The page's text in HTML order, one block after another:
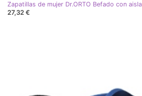
27,32 €